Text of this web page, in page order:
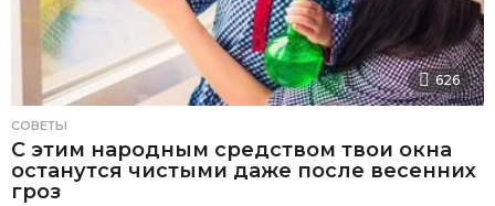
626
СОВЕТЫ
С этим народным средством твои окна
останутся чистыми даже после весенних
гроз